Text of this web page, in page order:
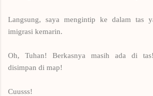
Langsung, saya mengintip ke dalam tas
imigrasi kemarin.
Oh, Tuhan! Berkasnya masih ada di
disimpan di map!
Cuusss!